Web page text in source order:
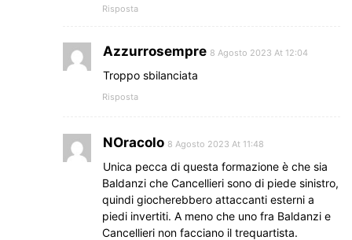
Risposta
Azzurrosempre 8 Agosto 2023 At 12:04
Troppo sbilanciata
Risposta
NOracolo 8 Agosto 2023 At 11:48
Unica pecca di questa formazione è che sia
Baldanzi che Cancellieri sono di piede sinistro,
quindi giocherebbero attaccanti esterni a
piedi invertiti. A meno che uno fra Baldanzi e
Cancellieri non facciano il trequartista.